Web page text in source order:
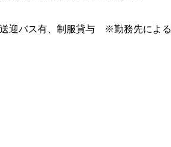
送迎バス有、制服貸与 ※勤務先による